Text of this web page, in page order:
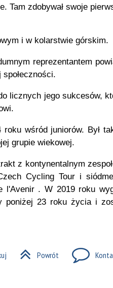
„Standardów
w Starostwie
Tam zdobywał swoje
i w kolarstwie górskim.
reprezentantem
licznych jego sukcesów,
wśród juniorów. Był
grupie wiekowej.
z kontynentalnym
Cycling Tour i
l'Avenir . W 2019 roku
poniżej 23 roku życia i
Powrót